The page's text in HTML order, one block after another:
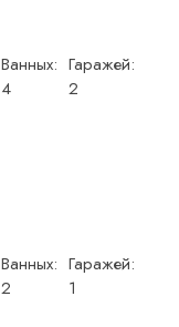
Ванных:
4
Гаражей:
2
Ванных:
2
Гаражей:
1